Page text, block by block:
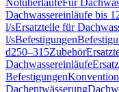
NotüberläufeFür
Dachwassereinläufe bis
l/sErsatzteile für
l/sBefestigungen
d250–315Zubehör
Dachwassereinläufe
Befestigungen
Dachentwässerung